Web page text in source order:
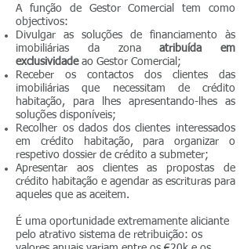
A função de Gestor Comercial tem como
objectivos:
Divulgar as soluções de financiamento às
imobiliárias da zonaatribuída em
exclusividadeao Gestor Comercial;
Receber os contactos dos clientes das
imobiliárias que necessitam de crédito
habitação, para lhes apresentando-lhes as
soluções disponíveis;
Recolher os dados dos clientes interessados
em crédito habitação, para organizar o
respetivo dossier de crédito a submeter;
Apresentar aos clientes as propostas de
crédito habitação e agendar as escrituras para
aqueles que as aceitem.
É uma oportunidade extremamente aliciante
pelo atrativo sistema de retribuição: os